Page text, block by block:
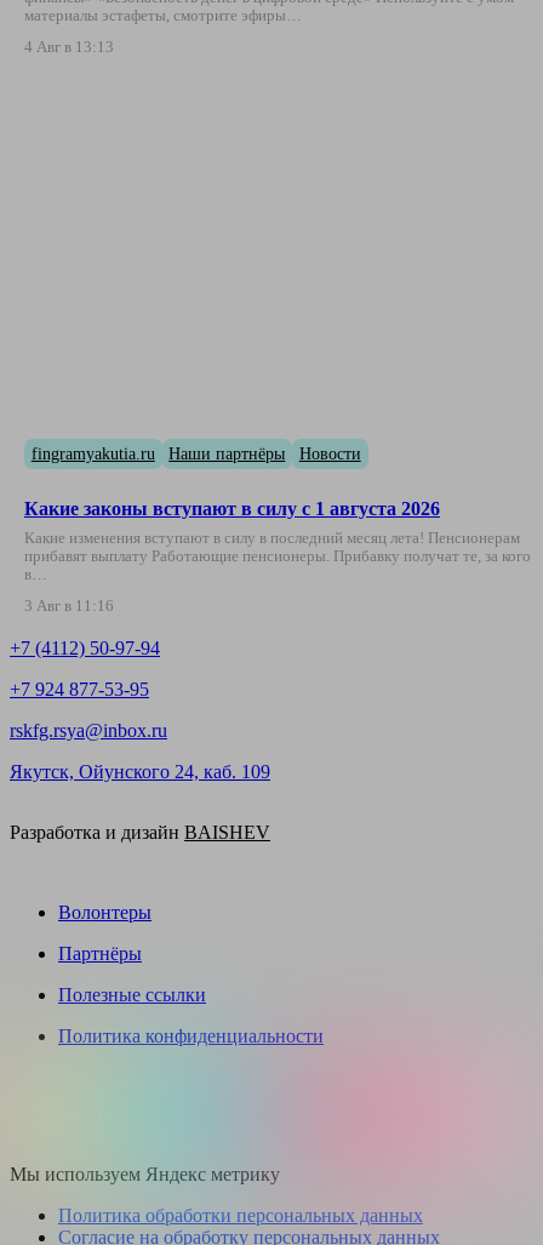
материалы эстафеты, смотрите эфиры…
4 Авг в 13:13
fingramyakutia.ru Наши партнёры Новости
Какие законы вступают в силу с 1 августа 2026
Какие изменения вступают в силу в последний месяц лета! Пенсионерам
прибавят выплату Работающие пенсионеры. Прибавку получат те, за кого
в…
3 Авг в 11:16
+7 (4112) 50-97-94
+7 924 877-53-95
rskfg.rsya@inbox.ru
Якутск, Ойунского 24, каб. 109
Разработка и дизайн BAISHEV
Волонтеры
Партнёры
Полезные ссылки
Политика конфиденциальности
Мы используем Яндекс метрику
Политика обработки персональных данных
Согласие на обработку персональных данных